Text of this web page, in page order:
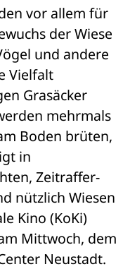
vor allem für
der Wiese
und andere
Vielfalt
Grasäcker
mehrmals
Boden brüten,
in
Zeitraffer-
nützlich Wiesen
Kino (KoKi)
Mittwoch, dem
Neustadt.